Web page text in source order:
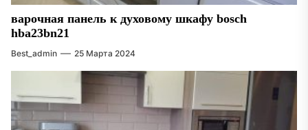
варочная панель к духовому шкафу bosch
hba23bn21
Best_admin 25 Марта 2024